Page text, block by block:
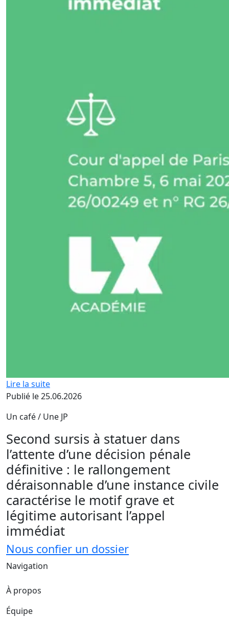
Lire la suite
Publié le 25.06.2026
Un café / Une JP
Second sursis à statuer dans
l’attente d’une décision pénale
définitive : le rallongement
déraisonnable d’une instance civile
caractérise le motif grave et
légitime autorisant l’appel
immédiat
Nous confier un dossier
Navigation
À propos
Équipe